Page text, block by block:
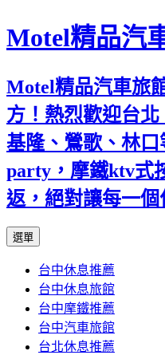
Motel精品汽
Motel精品汽車旅
方！熱烈歡迎台北
基隆、鶯歌、林
party，摩鐵ktv式
返，絕對讓每一個
選單
內
容
台中休息推薦
台中休息旅館
台中摩鐵推薦
台中汽車旅館
台北休息推薦